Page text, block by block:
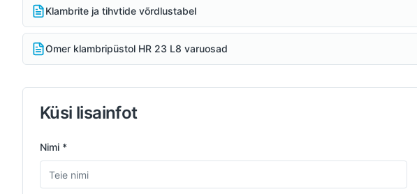
Klambrite ja tihvtide võrdlustabel
Omer klambripüstol HR 23 L8 varuosad
Küsi lisainfot
Nimi *